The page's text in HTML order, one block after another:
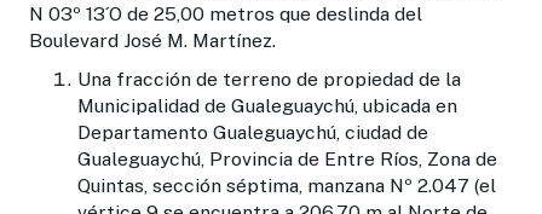
N 03º 13´O de 25,00 metros que deslinda del
Boulevard José M. Martínez.
Una fracción de terreno de propiedad de la
Municipalidad de Gualeguaychú, ubicada en
Departamento Gualeguaychú, ciudad de
Gualeguaychú, Provincia de Entre Ríos, Zona de
Quintas, sección séptima, manzana Nº 2.047 (el